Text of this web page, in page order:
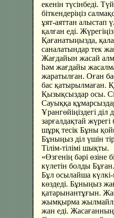
екенін түсінбеді.
біткендеріңіз
ұят-аяттан алыстап
қалған еді.
Қағанатыңызда,
саналатындар тек
Жағдайын жасай
һәм жағдайы
жаратылған. Оған
бас қатырылмаған.
Қызықсыздар осы.
Сауыққа
Ұрангөйіңіздегі діл
зарғалдақтай
шұрқ тесік Бұны
Бұныңыз діл үшін
Тілім-тілімі шықты.
«Өзгенің бәрі өзіне
күлетін болды
Бұл осылайша
көздеді. Бұныңыз
қатарынантұғын.
жымқырма
жан еді.